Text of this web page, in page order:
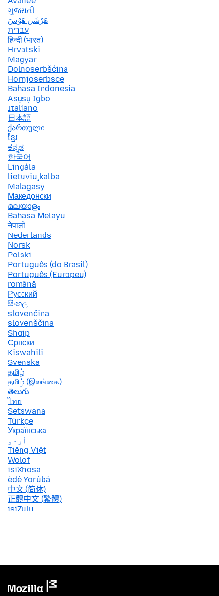
ગુજરાતી
هَرْشَن هَوْسَ
עברית
हिन्दी (भारत)
Hrvatski
Magyar
Dolnoserbšćina
Hornjoserbsce
Bahasa Indonesia
Asụsụ Igbo
Italiano
日本語
ქართული
ខ្មែរ
ಕನ್ನಡ
한국어
Lingála
lietuvių kalba
Malagasy
Македонски
മലയാളം
Bahasa Melayu
नेपाली
Nederlands
Norsk
Polski
Português (do Brasil)
Português (Europeu)
română
Русский
සිංහල
slovenčina
slovenščina
Shqip
Српски
Kiswahili
Svenska
தமிழ்
தமிழ் (இலங்கை)
తెలుగు
ไทย
Setswana
Türkçe
Українська
اُردو
Tiếng Việt
Wolof
isiXhosa
èdè Yorùbá
中文 (简体)
正體中文 (繁體)
isiZulu